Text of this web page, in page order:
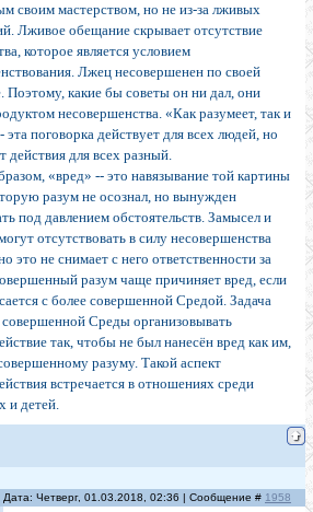
своим мастерством, но не из-за лживых
Лживое обещание скрывает отсутствие
которое является условием
Лжец несовершенен по своей
Поэтому, какие бы советы он ни дал, они
несовершенства. «Как разумеет, так и
эта поговорка действует для всех людей, но
действия для всех разный.
«вред» -- это навязывание той картины
разум не осознал, но вынужден
под давлением обстоятельств. Замысел и
отсутствовать в силу несовершенства
это не снимает с него ответственности за
разум чаще причиняет вред, если
с более совершенной Средой. Задача
совершенной Среды организовывать
так, чтобы не был нанесён вред как им,
разуму. Такой аспект
встречается в отношениях среди
и детей.
Дата: Четверг, 01.03.2018, 02:36 | Сообщение # 1958